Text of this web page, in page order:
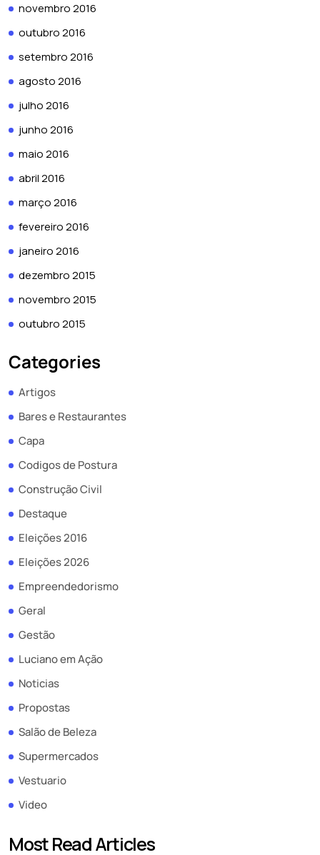
novembro 2016
outubro 2016
setembro 2016
agosto 2016
julho 2016
junho 2016
maio 2016
abril 2016
março 2016
fevereiro 2016
janeiro 2016
dezembro 2015
novembro 2015
outubro 2015
Categories
Artigos
Bares e Restaurantes
Capa
Codigos de Postura
Construção Civil
Destaque
Eleições 2016
Eleições 2026
Empreendedorismo
Geral
Gestão
Luciano em Ação
Noticias
Propostas
Salão de Beleza
Supermercados
Vestuario
Video
Most Read Articles